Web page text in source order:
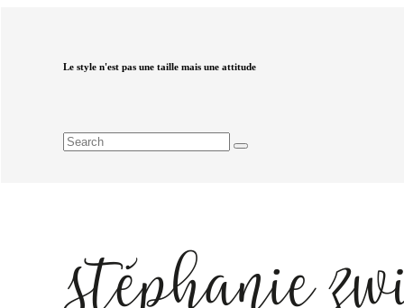
Le style n'est pas une taille mais une attitude